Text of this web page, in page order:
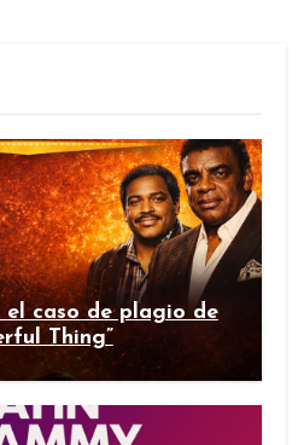
caso de plagio de
Thing”